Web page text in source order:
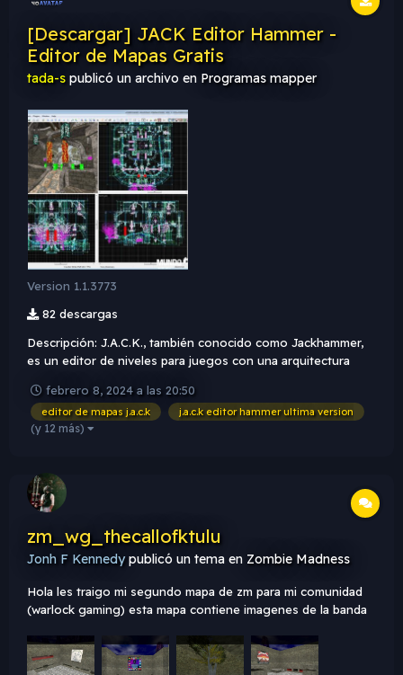
[Descargar] JACK Editor Hammer -
Editor de Mapas Gratis
tada-s publicó un archivo en Programas mapper
Version 1.1.3773
82 descargas
Descripción: J.A.C.K., también conocido como Jackhammer,
es un editor de niveles para juegos con una arquitectura
herramienta conveniente y multiplataforma que incorpore las
mejores características de otros editores existentes, co...
febrero 8, 2024 a las 20:50
editor de mapas j.a.c.k j.a.c.k editor hammer ultima version
(y 12 más)
zm_wg_thecallofktulu
Jonh F Kennedypublicó un tema en Zombie Madness
Hola les traigo mi segundo mapa de zm para mi comunidad
(warlock gaming) esta mapa contiene imagenes de la banda